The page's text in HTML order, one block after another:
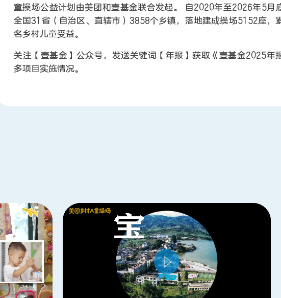
童操场公益计划由美团和壹基金联合发起。 自2020年至2026年5月
全国31省（自治区、直辖市）3858个乡镇，落地建成操场5152座，
名乡村儿童受益。
关注【壹基金】公众号，发送关键词【年报】获取《壹基金2025年
多项目实施情况。